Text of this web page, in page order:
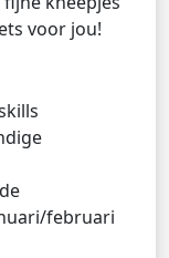
voor jou!
februari